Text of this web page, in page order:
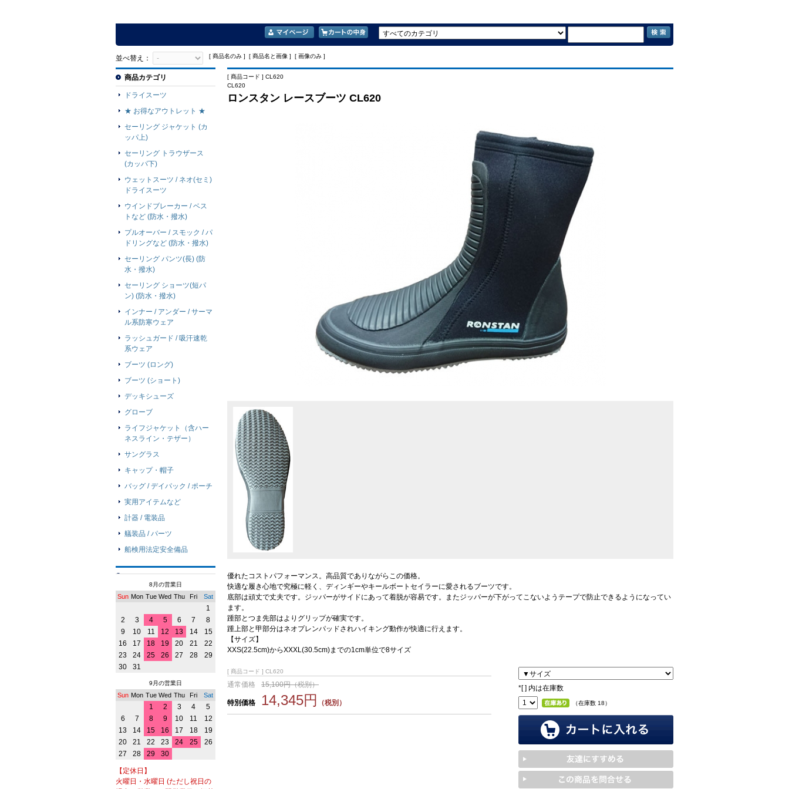
並べ替え： [ 商品名のみ ] [ 商品名と画像 ] [ 画像のみ ]
[ 商品コード ] CL620
CL620
ロンスタン レースブーツ CL620
優れたコストパフォーマンス。高品質でありながらこの価格。
快適な履き心地で究極に軽く、ディンギーやキールボートセイラーに愛されるブーツです。
底部は頑丈で丈夫です。ジッパーがサイドにあって着脱が容易です。またジッパーが下がってこないようテープで防止できるようになってい
ます。
踵部とつま先部はよりグリップが確実です。
踵上部と甲部分はネオプレンパッドされハイキング動作が快適に行えます。
【サイズ】
XXS(22.5cm)からXXXL(30.5cm)までの1cm単位で8サイズ
[ 商品コード ] CL620
通常価格 15,100円（税別）
特別価格 14,345円 （税別）
*[ ] 内は在庫数
（在庫数 18）
商品カテゴリ
ドライスーツ
★ お得なアウトレット ★
セーリング ジャケット (カ
ッパ上)
セーリング トラウザース
(カッパ下)
ウェットスーツ / ネオ(セミ)
ドライスーツ
ウインドブレーカー / ベス
トなど (防水・撥水)
プルオーバー / スモック / パ
ドリングなど (防水・撥水)
セーリング パンツ(長) (防
水・撥水)
セーリング ショーツ(短パ
ン) (防水・撥水)
インナー / アンダー / サーマ
ル系防寒ウェア
ラッシュガード / 吸汗速乾
系ウェア
ブーツ (ロング)
ブーツ (ショート)
デッキシューズ
グローブ
ライフジャケット（含ハー
ネスライン・テザー）
サングラス
キャップ・帽子
バッグ / デイパック / ポーチ
実用アイテムなど
計器 / 電装品
艤装品 / パーツ
船検用法定安全備品
8月の営業日
Sun Mon Tue Wed Thu Fri Sat
1
2
3 4 5 6 7
8
9
10 11 12 13 14
15
16
17 18 19 20 21
22
23
24 25 26 27 28
29
30
31
9月の営業日
Sun Mon Tue Wed Thu Fri Sat
1 2 3 4
5
6
7 8 9 10 11
12
13
14 15 16 17 18
19
20
21 22 23 24 25
26
27
28 29 30
【定休日】
火曜日・水曜日 (ただし祝日の